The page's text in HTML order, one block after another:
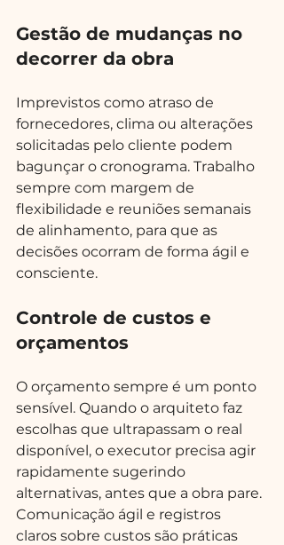
Gestão de mudanças no
decorrer da obra
Imprevistos como atraso de
fornecedores, clima ou alterações
solicitadas pelo cliente podem
bagunçar o cronograma. Trabalho
sempre com margem de
flexibilidade e reuniões semanais
de alinhamento, para que as
decisões ocorram de forma ágil e
consciente.
Controle de custos e
orçamentos
O orçamento sempre é um ponto
sensível. Quando o arquiteto faz
escolhas que ultrapassam o real
disponível, o executor precisa agir
rapidamente sugerindo
alternativas, antes que a obra pare.
Comunicação ágil e registros
claros sobre custos são práticas